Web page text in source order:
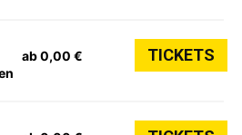
ab 0,00 € TICKETS